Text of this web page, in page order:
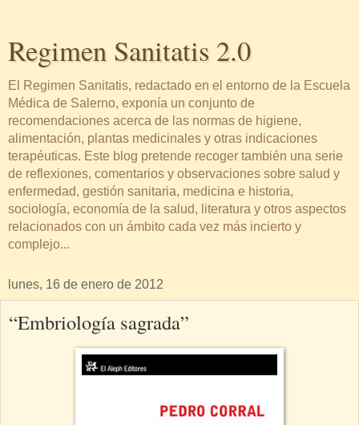
Regimen Sanitatis 2.0
El Regimen Sanitatis, redactado en el entorno de la Escuela
Médica de Salerno, exponía un conjunto de
recomendaciones acerca de las normas de higiene,
alimentación, plantas medicinales y otras indicaciones
terapéuticas. Este blog pretende recoger también una serie
de reflexiones, comentarios y observaciones sobre salud y
enfermedad, gestión sanitaria, medicina e historia,
sociología, economía de la salud, literatura y otros aspectos
relacionados con un ámbito cada vez más incierto y
complejo...
lunes, 16 de enero de 2012
“Embriología sagrada”